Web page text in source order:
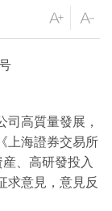
高質量發展，
上海證券交易所
、高研發投入
求意見，意見反